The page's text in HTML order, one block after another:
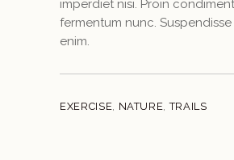
imperdiet nisi. Proin
fermentum nunc.
enim.
EXERCISE NATURE ,TRAILS